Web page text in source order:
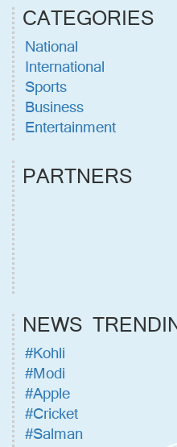
CATEGORIES
National
International
Sports
Business
Entertainment
PARTNERS
NEWS
#Kohli
#Modi
#Apple
#Cricket
#Salman